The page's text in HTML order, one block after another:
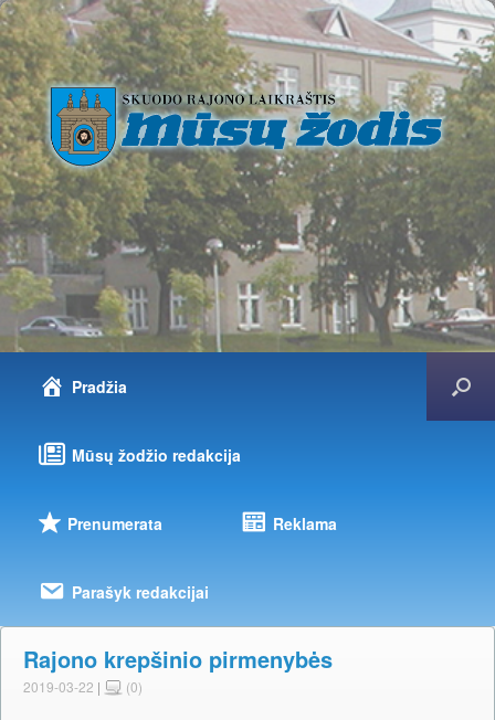
Pradžia
Mūsų žodžio redakcija
Prenumerata Reklama
Parašyk redakcijai
Rajono krepšinio pirmenybės
2019-03-22 | (0)